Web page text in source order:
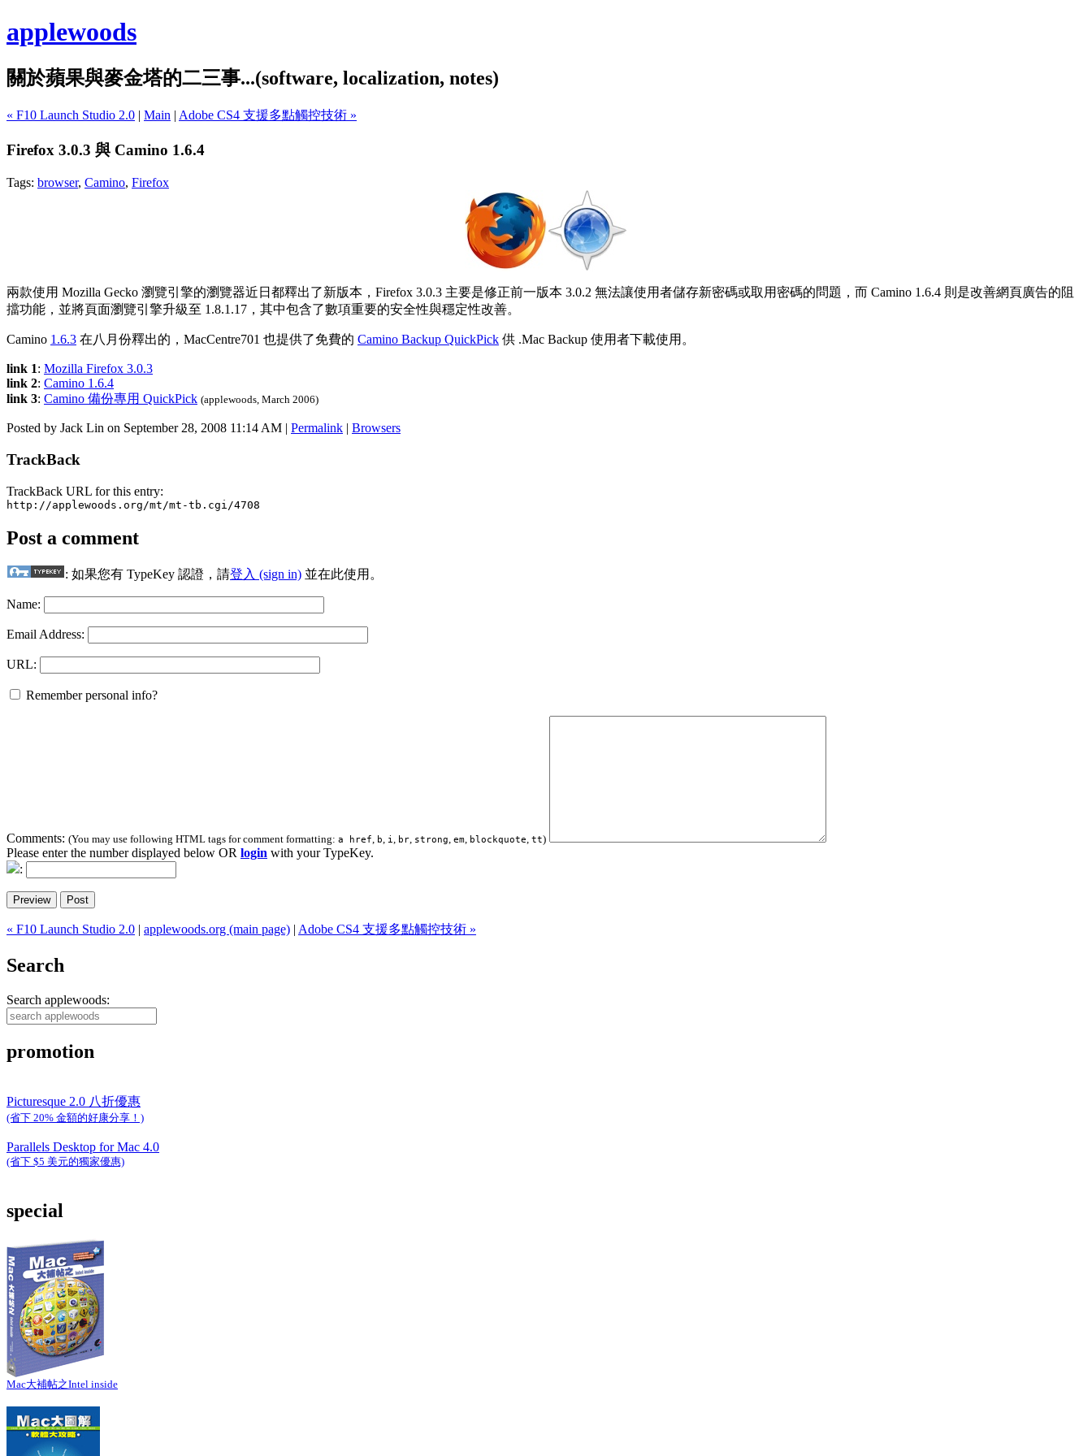
applewoods
關於蘋果與麥金塔的二三事...(software, localization, notes)
« F10 Launch Studio 2.0 | Main | Adobe CS4 支援多點觸控技術 »
Firefox 3.0.3 與 Camino 1.6.4
Tags: browser, Camino, Firefox
兩款使用 Mozilla Gecko 瀏覽引擎的瀏覽器近日都釋出了新版本，Firefox 3.0.3 主要是修正前一版本 3.0.2 無法讓使用者儲存新密碼或取用密碼的問題，而 Camino 1.6.4 則是改善網頁廣告的阻
擋功能，並將頁面瀏覽引擎升級至 1.8.1.17，其中包含了數項重要的安全性與穩定性改善。
Camino 1.6.3 在八月份釋出的，MacCentre701 也提供了免費的 Camino Backup QuickPick 供 .Mac Backup 使用者下載使用。
link 1: Mozilla Firefox 3.0.3
link 2: Camino 1.6.4
link 3: Camino 備份專用 QuickPick (applewoods, March 2006)
Posted by Jack Lin on September 28, 2008 11:14 AM | Permalink | Browsers
TrackBack
TrackBack URL for this entry:
http://applewoods.org/mt/mt-tb.cgi/4708
Post a comment
: 如果您有 TypeKey 認證，請登入 (sign in) 並在此使用。
Name:
Email Address:
URL:
Remember personal info?
Comments: (You may use following HTML tags for comment formatting: a href, b, i, br, strong, em, blockquote, tt)
Please enter the number displayed below OR login with your TypeKey.
:
« F10 Launch Studio 2.0 applewoods.org (main page) Adobe CS4 支援多點觸控技術 »
Search
Search applewoods:
promotion
Picturesque 2.0 八折優惠
(省下 20% 金額的好康分享！)
Parallels Desktop for Mac 4.0
(省下 $5 美元的獨家優惠)
special
Mac大補帖之Intel inside